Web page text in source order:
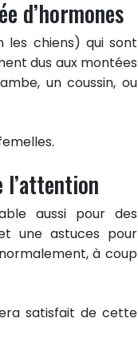
d’hormones
chiens) qui sont
dus aux montées
un coussin, ou
l’attention
aussi pour des
une astuces pour
à coup
satisfait de cette